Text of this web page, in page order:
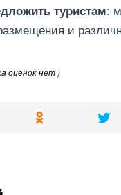
туристам:
и
оценок нет )